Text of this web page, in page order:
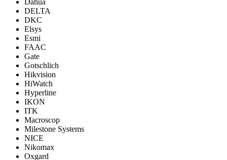
Dahua
DELTA
DKC
Elsys
Esmi
FAAC
Gate
Gotschlich
Hikvision
HiWatch
Hyperline
IKON
ITK
Macroscop
Milestone Systems
NICE
Nikomax
Oxgard